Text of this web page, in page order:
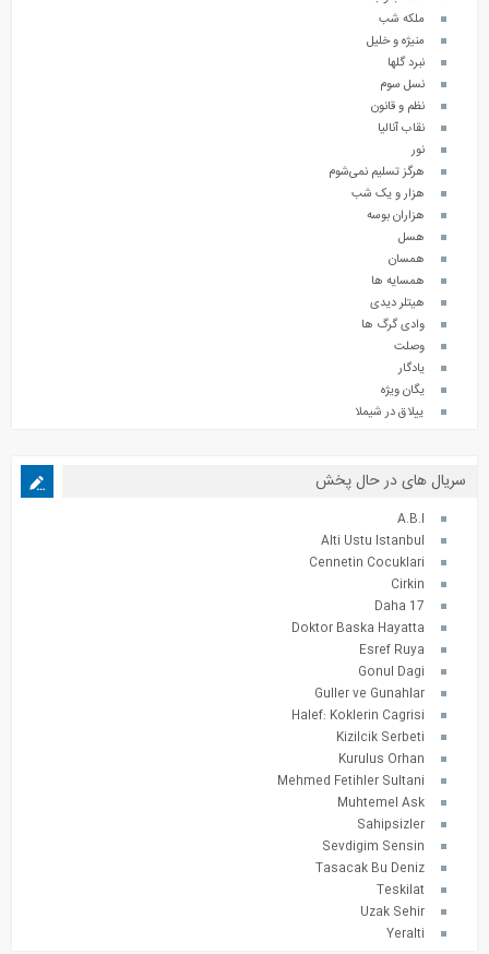
ملکه شب
منیژه و خلیل
نبرد گلها
نسل سوم
نظم و قانون
نقاب آنالیا
نور
هرگز تسلیم نمی‌شوم
هزار و یک شب
هزاران بوسه
هسل
همسان
همسایه ها
هیتلر دیدی
وادی گرگ ها
وصلت
یادگار
یگان ویژه
ییلاق در شیملا
سریال های در حال پخش
A.B.I
Alti Ustu Istanbul
Cennetin Cocuklari
Cirkin
Daha 17
Doktor Baska Hayatta
Esref Ruya
Gonul Dagi
Guller ve Gunahlar
Halef: Koklerin Cagrisi
Kizilcik Serbeti
Kurulus Orhan
Mehmed Fetihler Sultani
Muhtemel Ask
Sahipsizler
Sevdigim Sensin
Tasacak Bu Deniz
Teskilat
Uzak Sehir
Yeralti